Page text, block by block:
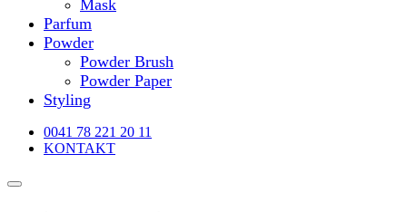
Mask
Parfum
Powder
Powder Brush
Powder Paper
Styling
0041 78 221 20 11
KONTAKT